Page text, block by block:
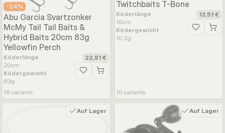
-24%
Abu Garcia Svartzonker
McMy Tail Tail Baits &
Hybrid Baits 20cm 83g
Yellowfin Perch
Köderlänge
20cm
Ködergewicht
83g
22,81 €
Zur Wunschliste hinzufügen
16 variants
Twitchbaits T-Bone
Köderlänge
10cm
Ködergewicht
10.2g
13,51 €
Zur
10 variants
Auf Lager Auf Lager